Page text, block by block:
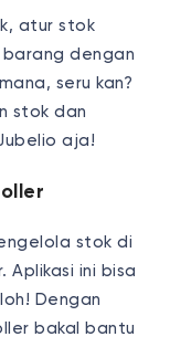
atur stok
barang dengan
seru kan?
stok dan
aja!
stok di
Aplikasi ini bisa
Dengan
bakal bantu